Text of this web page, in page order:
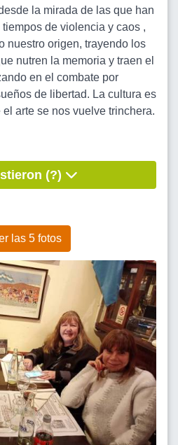
la mirada de las que han
de violencia y caos ,
nuestro origen, trayendo los
nutren la memoria y traen el
en el combate por
de libertad. La cultura es
arte se nos vuelve trinchera.
(?)
las 5 fotos